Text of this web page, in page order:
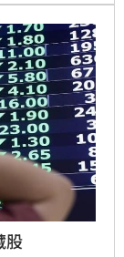
AI供應鏈成長
國製造業景氣
國際油價變
數，對未來出
慎樂觀。
股